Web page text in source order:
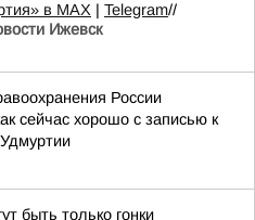
в MAX | Telegram//
Ижевск
России
сейчас хорошо с записью к
быть только гонки